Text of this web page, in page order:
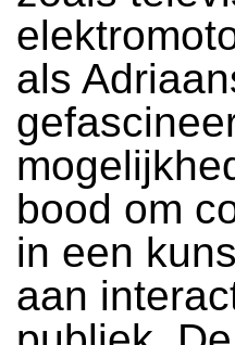
als
bood om
in een
aan